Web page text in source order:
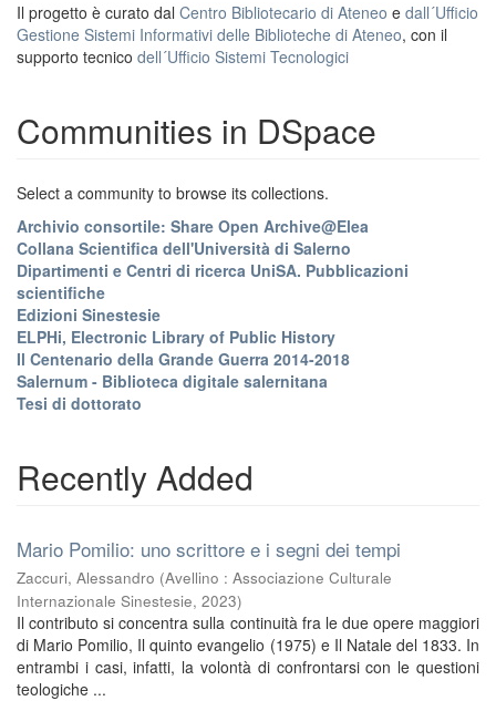
Il progetto è curato dal Centro Bibliotecario di Ateneo e dall´Ufficio
Gestione Sistemi Informativi delle Biblioteche di Ateneo, con il
supporto tecnico dell´Ufficio Sistemi Tecnologici
Communities in DSpace
Select a community to browse its collections.
Archivio consortile: Share Open Archive@Elea
Collana Scientifica dell'Università di Salerno
Dipartimenti e Centri di ricerca UniSA. Pubblicazioni
scientifiche
Edizioni Sinestesie
ELPHi, Electronic Library of Public History
Il Centenario della Grande Guerra 2014-2018
Salernum - Biblioteca digitale salernitana
Tesi di dottorato
Recently Added
Mario Pomilio: uno scrittore e i segni dei tempi
Zaccuri, Alessandro (Avellino : Associazione Culturale
Internazionale Sinestesie, 2023)
Il contributo si concentra sulla continuità fra le due opere maggiori
di Mario Pomilio, Il quinto evangelio (1975) e Il Natale del 1833. In
entrambi i casi, infatti, la volontà di confrontarsi con le questioni
teologiche ...